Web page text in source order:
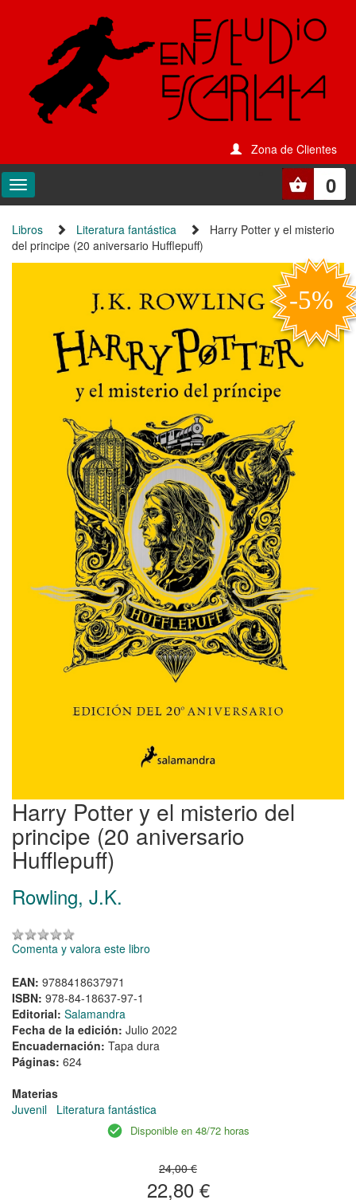
Zona de Clientes
0
Libros Literatura fantástica
Harry Potter y el misterio
del principe (20 aniversario Hufflepuff)
Harry Potter y el misterio del
principe (20 aniversario
Hufflepuff)
Rowling, J.K.
Comenta y valora este libro
EAN: 9788418637971
ISBN: 978-84-18637-97-1
Editorial: Salamandra
Fecha de la edición: Julio 2022
Encuadernación: Tapa dura
Páginas: 624
Materias
Juvenil
Literatura fantástica
Disponible en 48/72 horas
24,00 €
22,80 €